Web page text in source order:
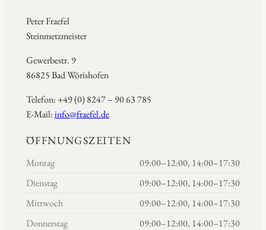
Peter Fraefel
Steinmetzmeister
Gewerbestr. 9
86825 Bad Wörishofen
Telefon: +49 (0) 8247 – 90 63 785
E-Mail:info@fraefel.de
ÖFFNUNGSZEITEN
Montag
09:00–12:00, 14:00–17:30
Dienstag
09:00–12:00, 14:00–17:30
Mittwoch
09:00–12:00, 14:00–17:30
Donnerstag
09:00–12:00, 14:00–17:30